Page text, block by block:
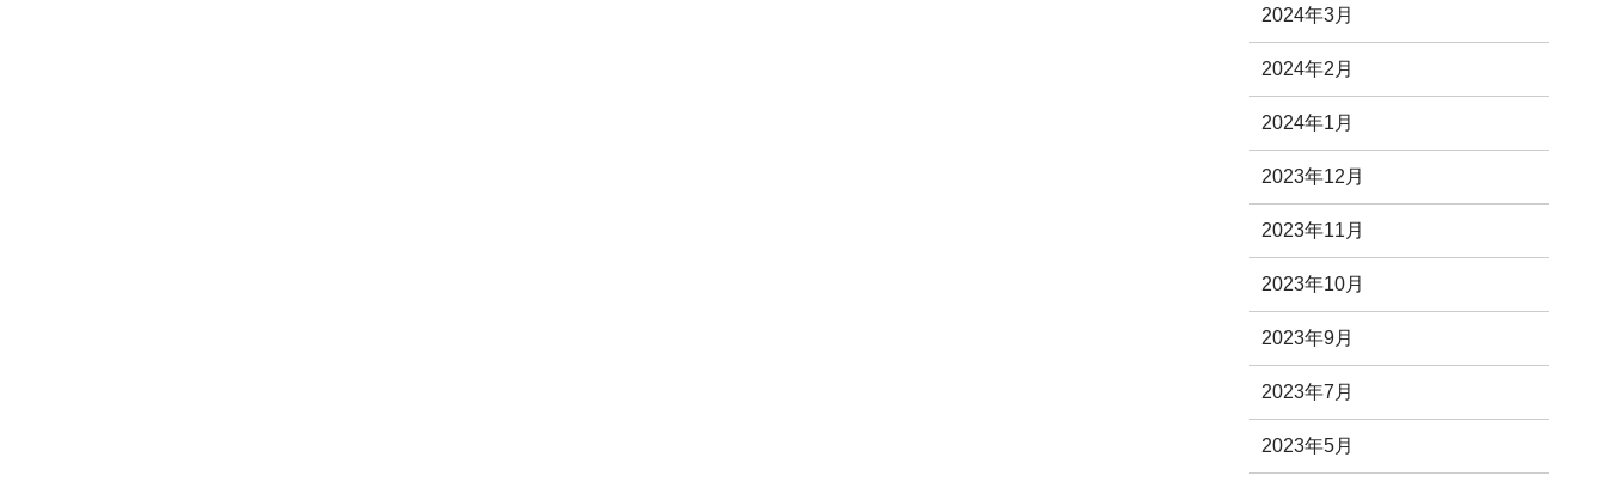
2024年3月
2024年2月
2024年1月
2023年12月
2023年11月
2023年10月
2023年9月
2023年7月
2023年5月